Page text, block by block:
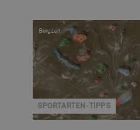
SPORTARTEN-TIPPS
Bergzeit